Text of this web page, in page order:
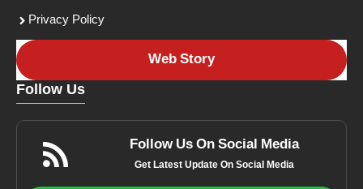
Privacy Policy
Web Story
Follow Us
Follow Us On Social Media
Get Latest Update On Social Media